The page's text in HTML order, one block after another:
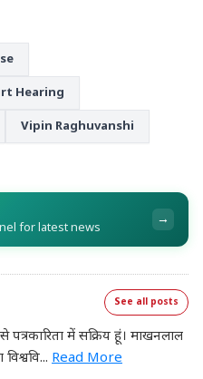
Hearing
Vipin Raghuvanshi
for latest news →
See all posts
पत्रकारिता में सक्रिय हूं। माखनलाल
विश्ववि... Read More